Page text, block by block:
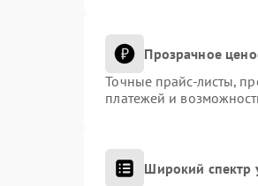
Прозрачное
Точные прайс-листы,
платежей и
Широкий спектр